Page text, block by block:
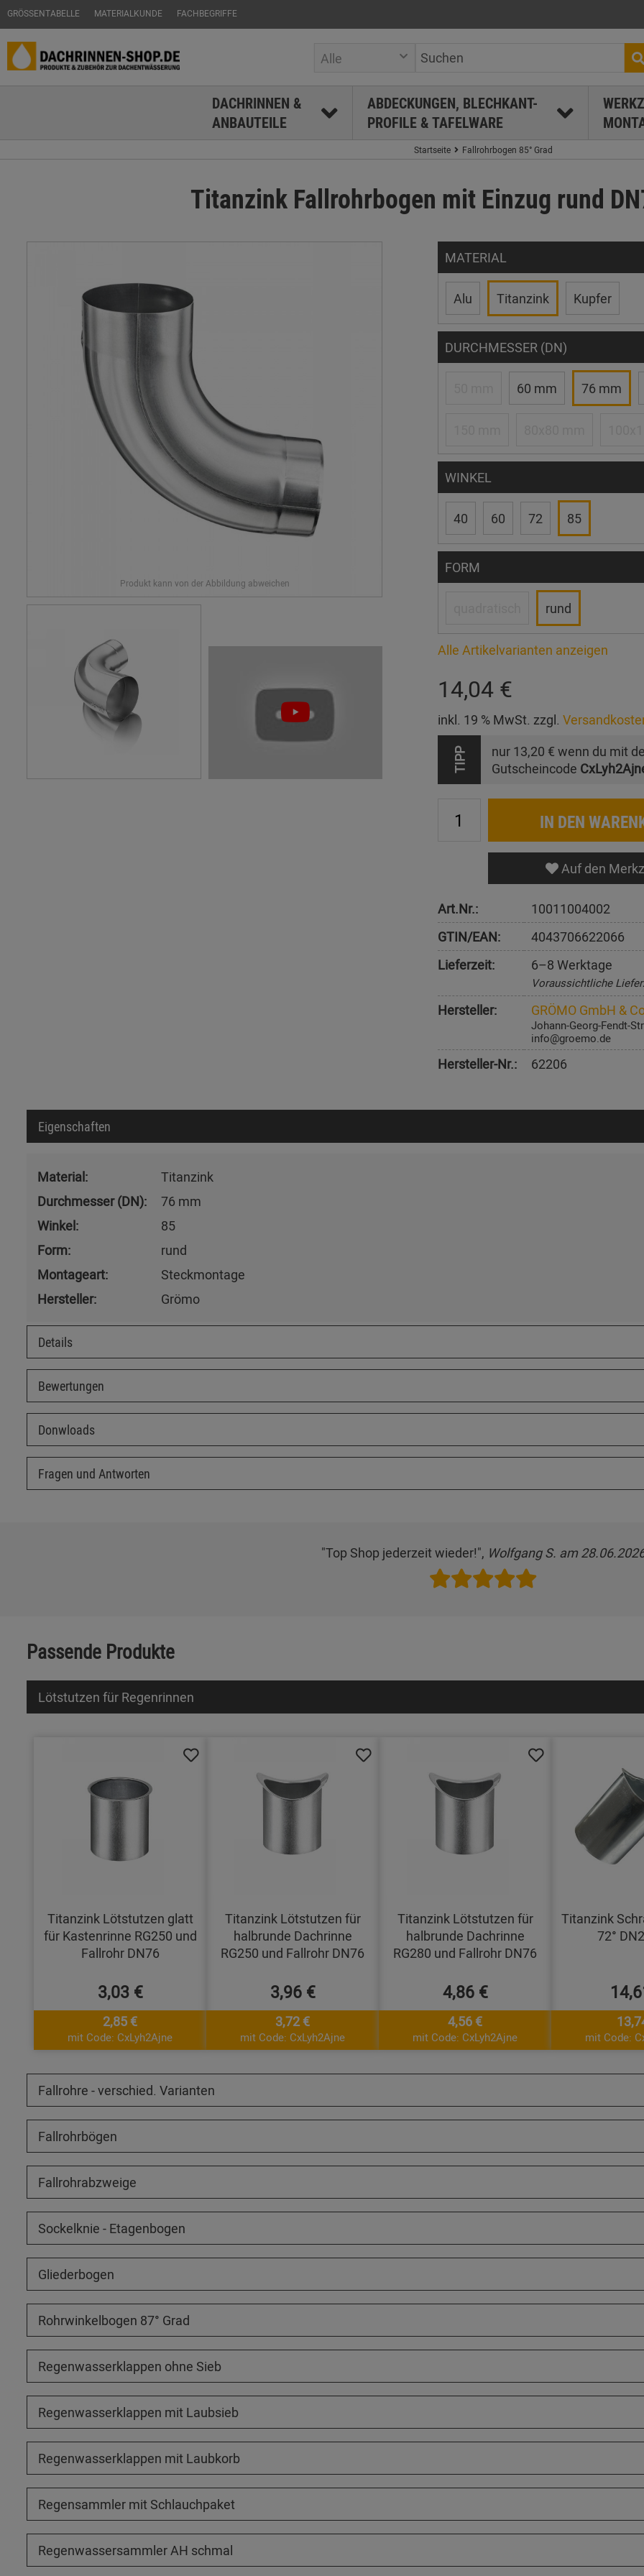
GRÖSSENTABELLE MATERIALKUNDE FACHBEGRIFFE
Alle
DACHRINNEN &
ANBAUTEILE
ABDECKUNGEN, BLECHKANT-
PROFILE & TAFELWARE
Startseite Fallrohrbogen 85° Grad
Titanzink Fallrohrbogen mit Einzug rund
MATERIAL
Alu Titanzink Kupfer
DURCHMESSER (DN)
60 mm 76 mm
WINKEL
40 60 72 85
FORM
rund
Alle Artikelvarianten anzeigen
14,04 €
inkl. 19 % MwSt. zzgl.
TIPP nur 13,20 € wenn du mit
Gutscheincode
IN DEN
Auf den
Art.Nr.:
10011004002
GTIN/EAN:
4043706622066
Lieferzeit:
6–8 Werktage
Voraussichtliche
Hersteller: GRÖMO GmbH &
Johann-Georg-Fendt-
info@groemo.de
Hersteller-Nr.: 62206
Eigenschaften
Material:
Titanzink
Durchmesser (DN):
76 mm
Winkel:
85
Form:
rund
Montageart:
Steckmontage
Hersteller:
Grömo
Details
Bewertungen
Donwloads
Fragen und Antworten
"Top Shop jederzeit wieder!", Wolfgang S. am
Passende Produkte
Lötstutzen für Regenrinnen
Titanzink Lötstutzen glatt
für Kastenrinne RG250 und
Fallrohr DN76
3,03 €
2,85 €
mit Code: CxLyh2Ajne
Titanzink Lötstutzen für
halbrunde Dachrinne
RG250 und Fallrohr DN76
3,96 €
3,72 €
mit Code: CxLyh2Ajne
Titanzink Lötstutzen für
halbrunde Dachrinne
RG280 und Fallrohr DN76
4,86 €
4,56 €
mit Code: CxLyh2Ajne
Titanzink
72°
mit Code:
Fallrohre - verschied. Varianten
Fallrohrbögen
Fallrohrabzweige
Sockelknie - Etagenbogen
Gliederbogen
Rohrwinkelbogen 87° Grad
Regenwasserklappen ohne Sieb
Regenwasserklappen mit Laubsieb
Regenwasserklappen mit Laubkorb
Regensammler mit Schlauchpaket
Regenwassersammler AH schmal